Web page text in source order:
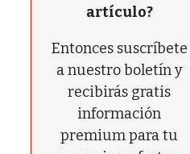
artículo?
Entonces suscríbete
a nuestro boletín y
recibirás gratis
información
premium para tu